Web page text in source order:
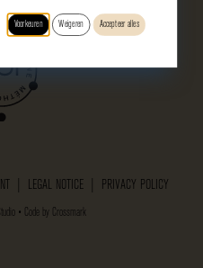
LEGAL NOTICE PRIVACY POLICY
• Code by Crossmark
Voorkeuren Weigeren Accepteer alles